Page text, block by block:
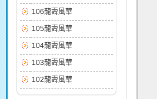
106龍壽風華
105龍壽風華
104龍壽風華
103龍壽風華
102龍壽風華